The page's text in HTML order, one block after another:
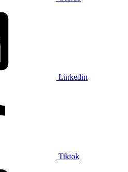
Linkedin
Tiktok